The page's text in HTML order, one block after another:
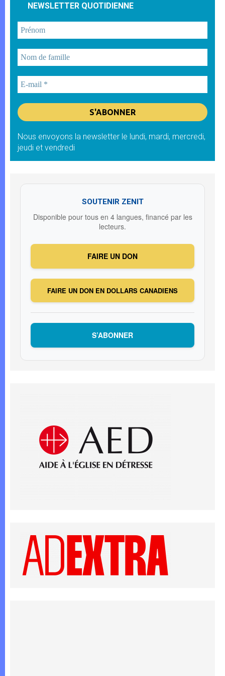
NEWSLETTER QUOTIDIENNE
Nous envoyons la newsletter le lundi, mardi, mercredi,
jeudi et vendredi
SOUTENIR ZENIT
Disponible pour tous en 4 langues, financé par les
lecteurs.
FAIRE UN DON
FAIRE UN DON EN DOLLARS CANADIENS
S’ABONNER